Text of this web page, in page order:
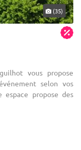
(35)
vous propose
selon vos
espace propose des